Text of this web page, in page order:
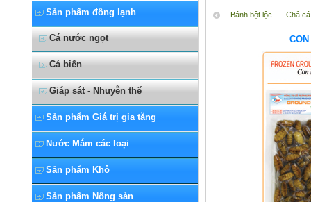
Bánh bột lộc Chả
CON
Sản phẩm đông lạnh
Cá nước ngọt
Cá biển
Giáp sát - Nhuyễn thể
Sản phẩm Giá trị gia tăng
Nước Mắm các loại
Sản phẩm Khô
Sản phẩm Nông sản